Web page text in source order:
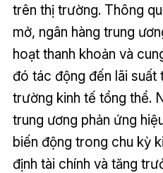
trên thị trường. Thông
mở, ngân hàng trung
hoạt thanh khoản và
đó tác động đến lãi
trường kinh tế tổng thể.
trung ương phản ứng
biến động trong chu kỳ
định tài chính và tăng